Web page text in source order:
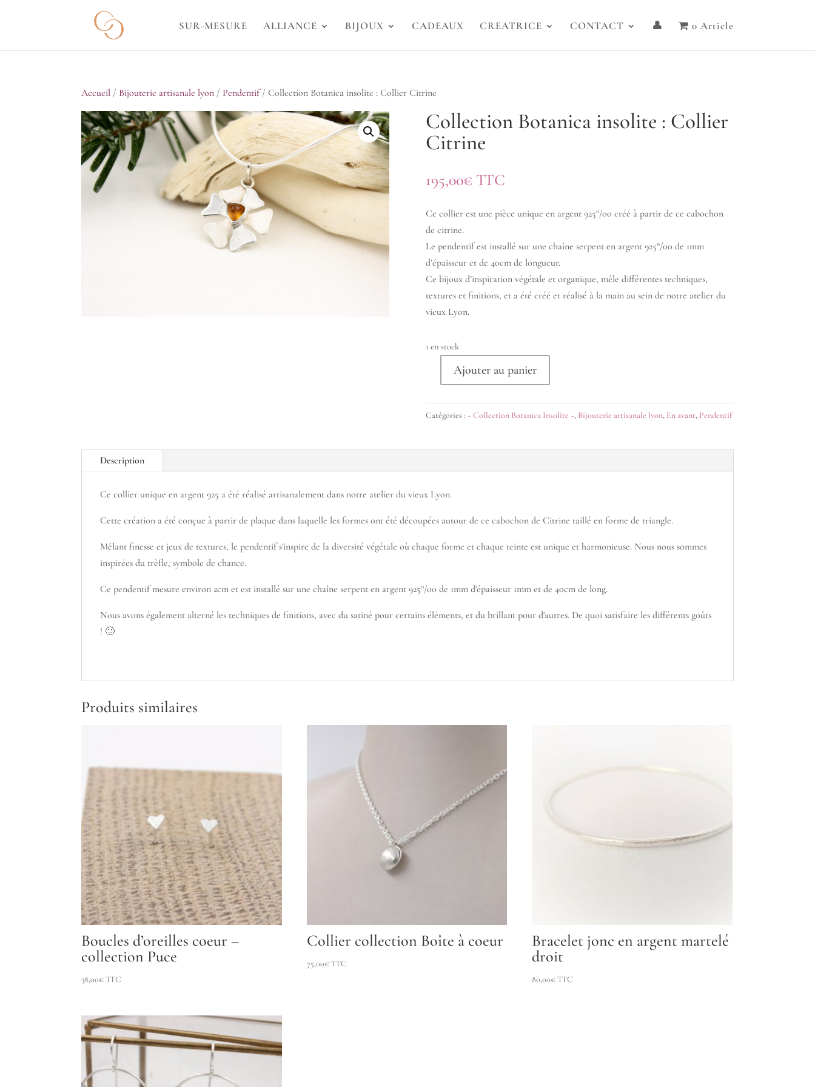
SUR-MESURE ALLIANCE BIJOUX CADEAUX CREATRICE CONTACT 👤 0 Article
Accueil / Bijouterie artisanale lyon / Pendentif/ Collection Botanica insolite : Collier Citrine
Collection Botanica insolite : Collier
Citrine
195,00€ TTC
Ce collier est une pièce unique en argent 925°/oo créé à partir de ce cabochon
de citrine.
Le pendentif est installé sur une chaîne serpent en argent 925°/00 de 1mm
d’épaisseur et de 40cm de longueur.
Ce bijoux d’inspiration végétale et organique, mêle différentes techniques,
textures et finitions, et a été créé et réalisé à la main au sein de notre atelier du
vieux Lyon.
1 en stock
quantité
Collection
Collier
Citrine
Ajouter au panier
Catégories : ~ Collection Botanica Insolite ~, Bijouterie artisanale lyon, En avant, Pendentif
Description
Ce collier unique en argent 925 a été réalisé artisanalement dans notre atelier du vieux Lyon.
Cette création a été conçue à partir de plaque dans laquelle les formes ont été découpées autour de ce cabochon de Citrine taillé en forme de triangle.
Mêlant finesse et jeux de textures, le pendentif s'inspire de la diversité végétale où chaque forme et chaque teinte est unique et harmonieuse. Nous nous sommes
inspirées du trèfle, symbole de chance.
Ce pendentif mesure environ 2cm et est installé sur une chaîne serpent en argent 925°/oo de 1mm d'épaisseur 1mm et de 40cm de long.
Nous avons également alterné les techniques de finitions, avec du satiné pour certains éléments, et du brillant pour d'autres. De quoi satisfaire les différents goûts
! 🙂
Produits similaires
Boucles d’oreilles coeur –
collection Puce
38,00€ TTC
Collier collection Boîte à coeur
75,00€TTC
Bracelet jonc en argent martelé
droit
80,00€TTC